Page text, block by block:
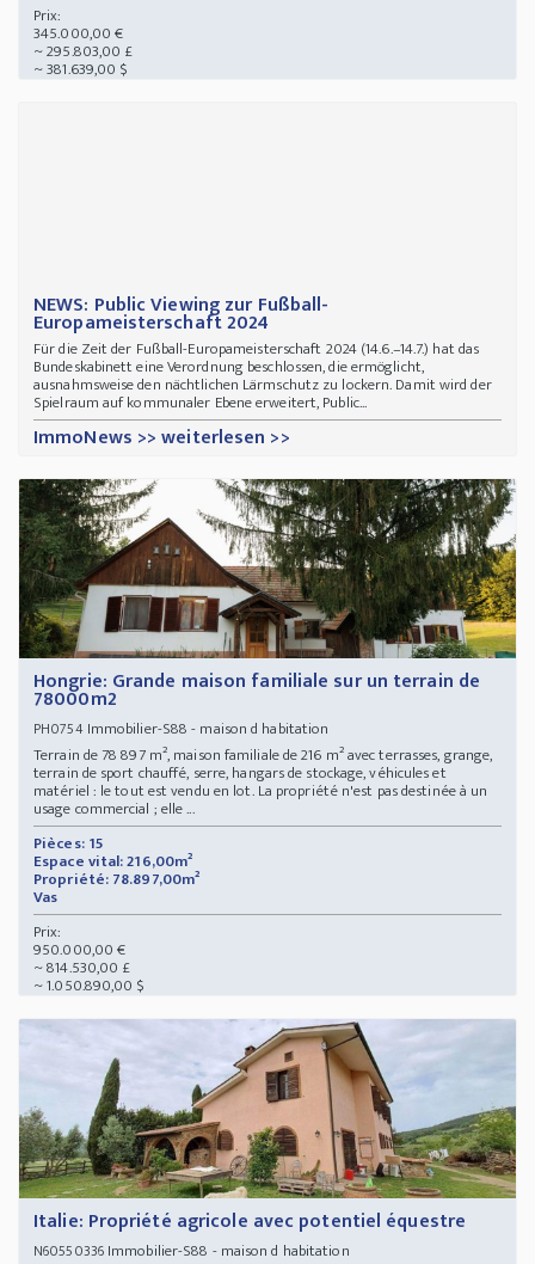
Prix:
345.000,00 €
~ 295.803,00 £
~ 381.639,00 $
NEWS: Public Viewing zur Fußball-
Europameisterschaft 2024
Für die Zeit der Fußball-Europameisterschaft 2024 (14.6.–14.7.) hat das
Bundeskabinett eine Verordnung beschlossen, die ermöglicht,
ausnahmsweise den nächtlichen Lärmschutz zu lockern. Damit wird der
Spielraum auf kommunaler Ebene erweitert, Public...
ImmoNews >> weiterlesen >>
Hongrie: Grande maison familiale sur un terrain de
78000m2
PH0754Immobilier-S88 - maison d habitation
Terrain de 78 897 m², maison familiale de 216 m² avec terrasses, grange,
terrain de sport chauffé, serre, hangars de stockage, véhicules et
matériel : le tout est vendu en lot. La propriété n'est pas destinée à un
usage commercial ; elle ...
Pièces: 15
Espace vital: 216,00m²
Propriété: 78.897,00m²
Vas
Prix:
950.000,00 €
~ 814.530,00 £
~ 1.050.890,00 $
Italie: Propriété agricole avec potentiel équestre
N60550336Immobilier-S88 - maison d habitation